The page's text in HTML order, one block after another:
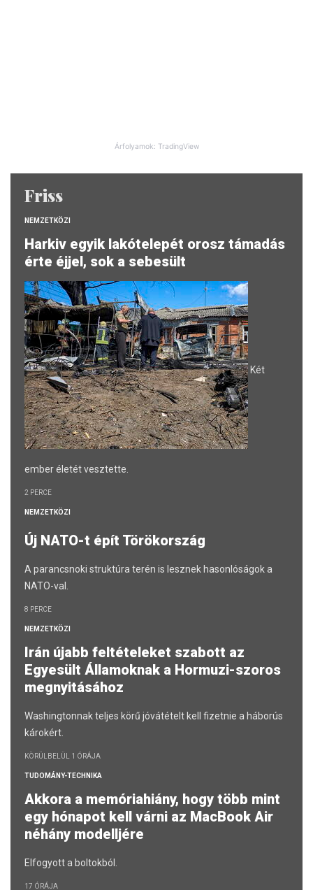
Árfolyamok: TradingView
Friss
NEMZETKÖZI
Harkiv egyik lakótelepét orosz támadás
érte éjjel, sok a sebesült
Két
ember életét vesztette.
2 PERCE
NEMZETKÖZI
Új NATO-t épít Törökország
A parancsnoki struktúra terén is lesznek hasonlóságok a
NATO-val.
8 PERCE
NEMZETKÖZI
Irán újabb feltételeket szabott az
Egyesült Államoknak a Hormuzi-szoros
megnyitásához
Washingtonnak teljes körű jóvátételt kell fizetnie a háborús
károkért.
KÖRÜLBELÜL 1 ÓRÁJA
TUDOMÁNY-TECHNIKA
Akkora a memóriahiány, hogy több mint
egy hónapot kell várni az MacBook Air
néhány modelljére
Elfogyott a boltokból.
17 ÓRÁJA